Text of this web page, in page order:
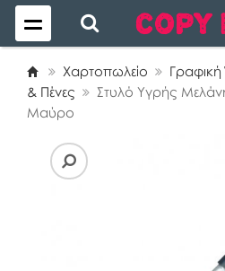
Χαρτοπωλείο Γραφική
& Πένες
Στυλό Υγρής
Μαύρο